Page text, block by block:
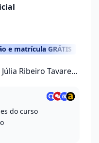
e matrícula GRÁTIS
Ribeiro Tavares,
do curso